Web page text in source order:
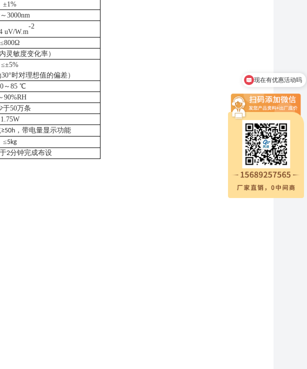
±1%
3000nm
uV/W.m
-2
≤800Ω
灵敏度变化率）
≤±5%
时对理想值的偏差）
～85 ℃
90%RH
于50万条
1.75W
≥50h，带电量显示功能
≤5kg
2分钟完成布设
现在有优惠活动吗